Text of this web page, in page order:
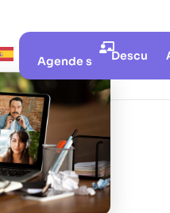
Agende sua aulaDescubra